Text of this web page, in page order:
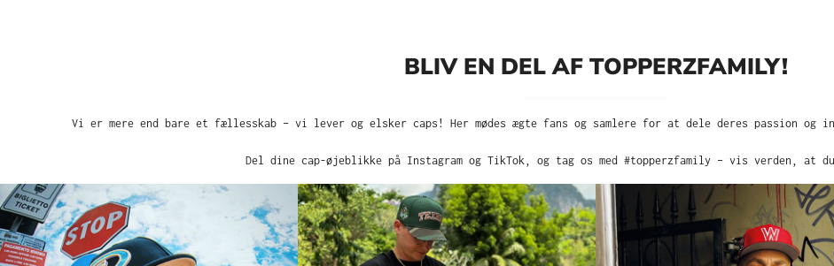
BLIV EN DEL AF TOPPERZFAMILY!
Vi er mere end bare et fællesskab – vi lever og elsker caps! Her mødes ægte fans og samlere for at dele deres passion og
Del dine cap-øjeblikke på Instagram og TikTok, og tag os med #topperzfamily – vis verden, at